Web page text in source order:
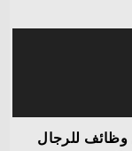
وظائف للرجال